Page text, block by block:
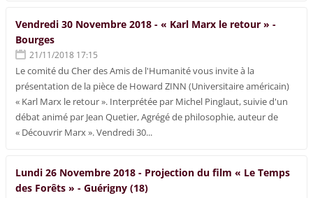
Vendredi 30 Novembre 2018 - « Karl Marx le retour » -
Bourges
21/11/2018 17:15
Le comité du Cher des Amis de l'Humanité vous invite à la
présentation de la pièce de Howard ZINN (Universitaire américain)
« Karl Marx le retour ». Interprétée par Michel Pinglaut, suivie d'un
débat animé par Jean Quetier, Agrégé de philosophie, auteur de
« Découvrir Marx ». Vendredi 30...
Lundi 26 Novembre 2018 - Projection du film « Le Temps
des Forêts » - Guérigny (18)